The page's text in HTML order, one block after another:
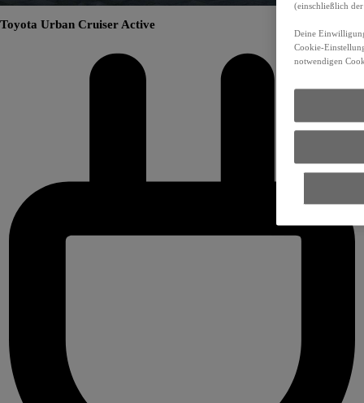
Toyota Urban Cruiser Active
(einschließlich
Deine
Cookie-
notwendigen